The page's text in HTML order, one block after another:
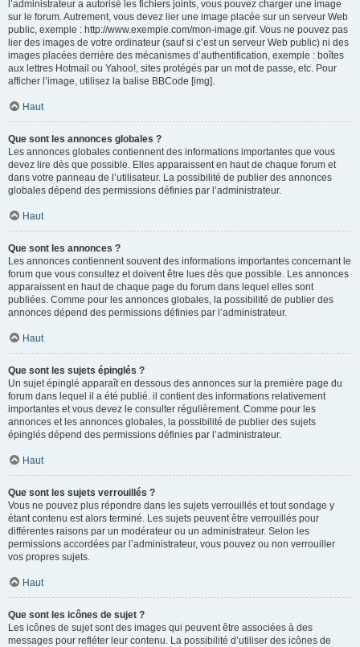
l’administrateur a autorisé les fichiers joints, vous pouvez charger une image
sur le forum. Autrement, vous devez lier une image placée sur un serveur Web
public, exemple : http://www.exemple.com/mon-image.gif. Vous ne pouvez pas
lier des images de votre ordinateur (sauf si c’est un serveur Web public) ni des
images placées derrière des mécanismes d’authentification, exemple : boîtes
aux lettres Hotmail ou Yahoo!, sites protégés par un mot de passe, etc. Pour
afficher l’image, utilisez la balise BBCode [img].
Haut
Que sont les annonces globales ?
Les annonces globales contiennent des informations importantes que vous
devez lire dès que possible. Elles apparaissent en haut de chaque forum et
dans votre panneau de l’utilisateur. La possibilité de publier des annonces
globales dépend des permissions définies par l’administrateur.
Haut
Que sont les annonces ?
Les annonces contiennent souvent des informations importantes concernant le
forum que vous consultez et doivent être lues dès que possible. Les annonces
apparaissent en haut de chaque page du forum dans lequel elles sont
publiées. Comme pour les annonces globales, la possibilité de publier des
annonces dépend des permissions définies par l’administrateur.
Haut
Que sont les sujets épinglés ?
Un sujet épinglé apparaît en dessous des annonces sur la première page du
forum dans lequel il a été publié. il contient des informations relativement
importantes et vous devez le consulter régulièrement. Comme pour les
annonces et les annonces globales, la possibilité de publier des sujets
épinglés dépend des permissions définies par l’administrateur.
Haut
Que sont les sujets verrouillés ?
Vous ne pouvez plus répondre dans les sujets verrouillés et tout sondage y
étant contenu est alors terminé. Les sujets peuvent être verrouillés pour
différentes raisons par un modérateur ou un administrateur. Selon les
permissions accordées par l’administrateur, vous pouvez ou non verrouiller
vos propres sujets.
Haut
Que sont les icônes de sujet ?
Les icônes de sujet sont des images qui peuvent être associées à des
messages pour refléter leur contenu. La possibilité d’utiliser des icônes de